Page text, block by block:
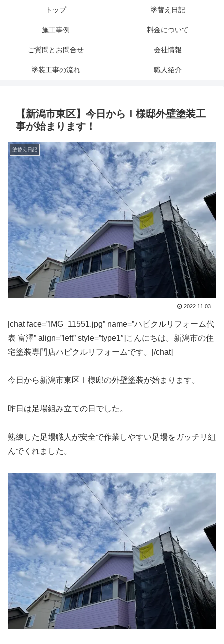
トップ 塗替え日記
施工事例 料金について
ご質問とお問合せ 会社情報
塗装工事の流れ 職人紹介
【新潟市東区】今日からＩ様邸外壁塗装工
事が始まります！
塗替え日記
2022.11.03
[chat face=”IMG_11551.jpg” name=”ハピクルリフォーム代
表 富澤” align=”left” style=”type1″]こんにちは。新潟市の住
宅塗装専門店ハピクルリフォームです。[/chat]
今日から新潟市東区Ｉ様邸の外壁塗装が始まります。
昨日は足場組み立ての日でした。
熟練した足場職人が安全で作業しやすい足場をガッチリ組
んでくれました。